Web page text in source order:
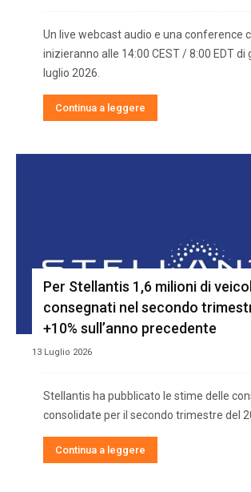
Un live webcast audio e una conference
inizieranno alle 14:00 CEST / 8:00 EDT di
luglio 2026.
Continua a leggere
Per Stellantis 1,6 milioni di
consegnati nel secondo
+10% sull’anno precedente
13 Luglio 2026
Stellantis ha pubblicato le stime delle
consolidate per il secondo trimestre del
Continua a leggere